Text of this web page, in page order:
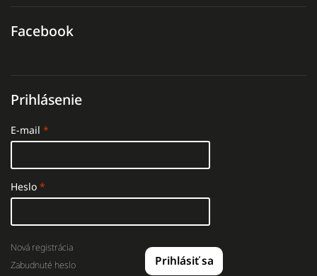
Facebook
Prihlásenie
E-mail
Heslo
Prihlásiť sa
Nová registrácia
Zabudnuté heslo